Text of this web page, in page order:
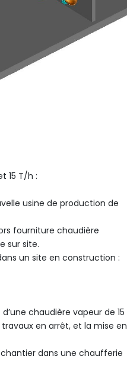
15 T/h :
usine de production de
fourniture chaudière
sur site.
un site en construction :
chaudière vapeur de 15
en arrêt, et la mise en
dans une chaufferie